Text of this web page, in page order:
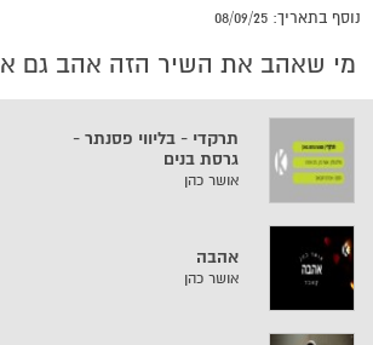
נוסף בתאריך: 08/09/25
מי שאהב את השיר הזה אהב גם
תרקדי - בליווי פסנתר -
גרסת בנים
אושר כהן
אהבה
אושר כהן